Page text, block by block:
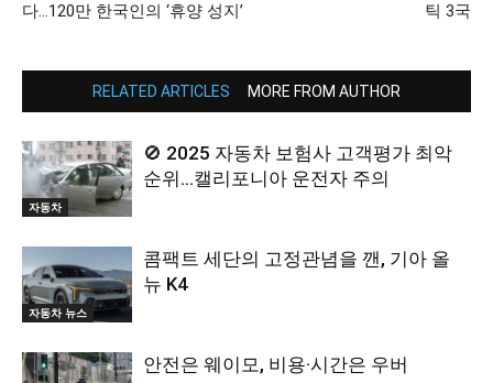
다…120만 한국인의 ‘휴양 성지’
틱 3국
RELATED ARTICLES MORE FROM AUTHOR
자동차
🚫 2025 자동차 보험사 고객평가 최악
순위…캘리포니아 운전자 주의
자동차 뉴스
콤팩트 세단의 고정관념을 깬, 기아 올
뉴 K4
안전은 웨이모, 비용·시간은 우버